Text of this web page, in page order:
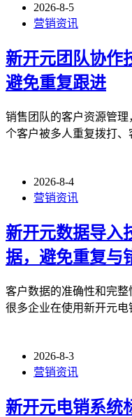
2026-8-5
营销资讯
新开元团队协作
避免重复跟进
销售团队的客户资源管
个客户被多人重复拨打
2026-8-4
营销资讯
新开元数据导入
据，避免重复与
客户数据的准确性和完整
很多企业在使用新开元
2026-8-3
营销资讯
新开元电销系统